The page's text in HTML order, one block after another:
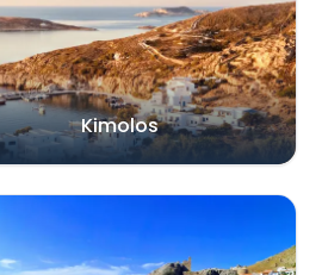
Kimolos